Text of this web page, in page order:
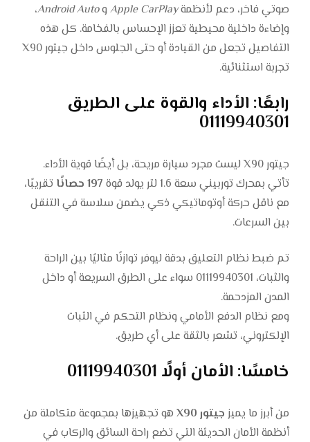
صوتي فاخر، دعم لأنظمةApple CarPlayوAndroid Auto،
وإضاءة داخلية محيطية تعزز الإحساس بالفخامة. كل هذه
التفاصيل تجعل من القيادة أو حتى الجلوس داخل جيتور X90
تجربة استثنائية.
رابعًا: الأداء والقوة على الطريق
01119940301
جيتور X90 ليست مجرد سيارة مريحة، بل أيضًا قوية الأداء.
تأتي بمحرك توربيني سعة 1.6 لتر يولد قوة
197 حصانًا
تقريبًا،
مع ناقل حركة أوتوماتيكي ذكي يضمن سلاسة في التنقل
بين السرعات.
تم ضبط نظام التعليق بدقة ليوفر توازنًا مثاليًا بين الراحة
والثبات، 01119940301 سواء على الطرق السريعة أو داخل
المدن المزدحمة.
ومع نظام الدفع الأمامي ونظام التحكم في الثبات
الإلكتروني، تشعر بالثقة على أي طريق.
خامسًا: الأمان أولًا 01119940301
من أبرز ما يميز جيتور X90
هو تجهيزها بمجموعة متكاملة من
أنظمة الأمان الحديثة التي تضع راحة السائق والركاب في